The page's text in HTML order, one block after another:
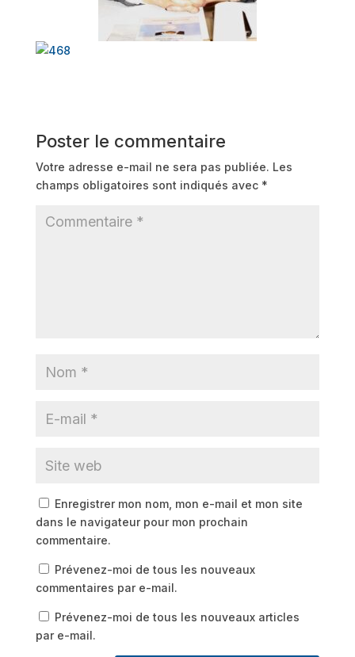
Poster le commentaire
Votre adresse e-mail ne sera pas publiée. Les
champs obligatoires sont indiqués avec *
Enregistrer mon nom, mon e-mail et mon site
dans le navigateur pour mon prochain
commentaire.
Prévenez-moi de tous les nouveaux
commentaires par e-mail.
Prévenez-moi de tous les nouveaux articles
par e-mail.